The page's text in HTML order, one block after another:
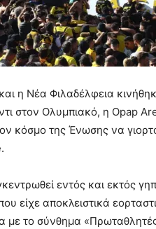
η Νέα Φιλαδέλφεια
στον Ολυμπιακό, η Opap
κόσμο της Ένωσης να
εντός και εκτός
είχε αποκλειστικά
με το σύνθημα